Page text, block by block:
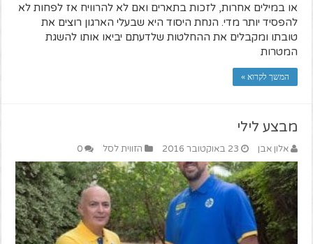
או במילים אחרות, לזכות בתארים ואם לא להרוויח אז לפחות לא
להפסיד יותר מדי. הנחת היסוד היא שבעלי הארגון רוצים את
טובתו ומקבלים את ההחלטות שלדעתם יביאו אותו להשגת
המטרות
המשך לקרוא »
מבצע לילי
אלון אבן 23 באוקטובר 2016 הזווית לסל 0